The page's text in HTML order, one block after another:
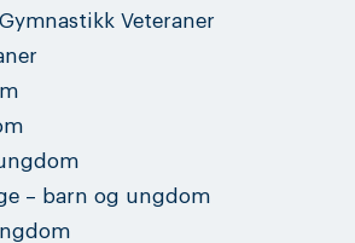
Veteraner
– barn og ungdom